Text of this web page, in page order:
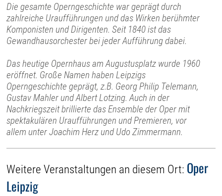
Die gesamte Operngeschichte war geprägt durch
zahlreiche Uraufführungen und das Wirken berühmter
Komponisten und Dirigenten. Seit 1840 ist das
Gewandhausorchester bei jeder Aufführung dabei.
Das heutige Opernhaus am Augustusplatz wurde 1960
eröffnet. Große Namen haben Leipzigs
Operngeschichte geprägt, z.B. Georg Philip Telemann,
Gustav Mahler und Albert Lotzing. Auch in der
Nachkriegszeit brillierte das Ensemble der Oper mit
spektakulären Uraufführungen und Premieren, vor
allem unter Joachim Herz und Udo Zimmermann.
Weitere Veranstaltungen an diesem Ort: Oper
Leipzig